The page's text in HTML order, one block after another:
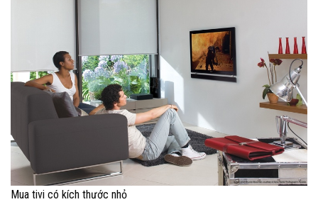
Mua tivi có kích thước nhỏ